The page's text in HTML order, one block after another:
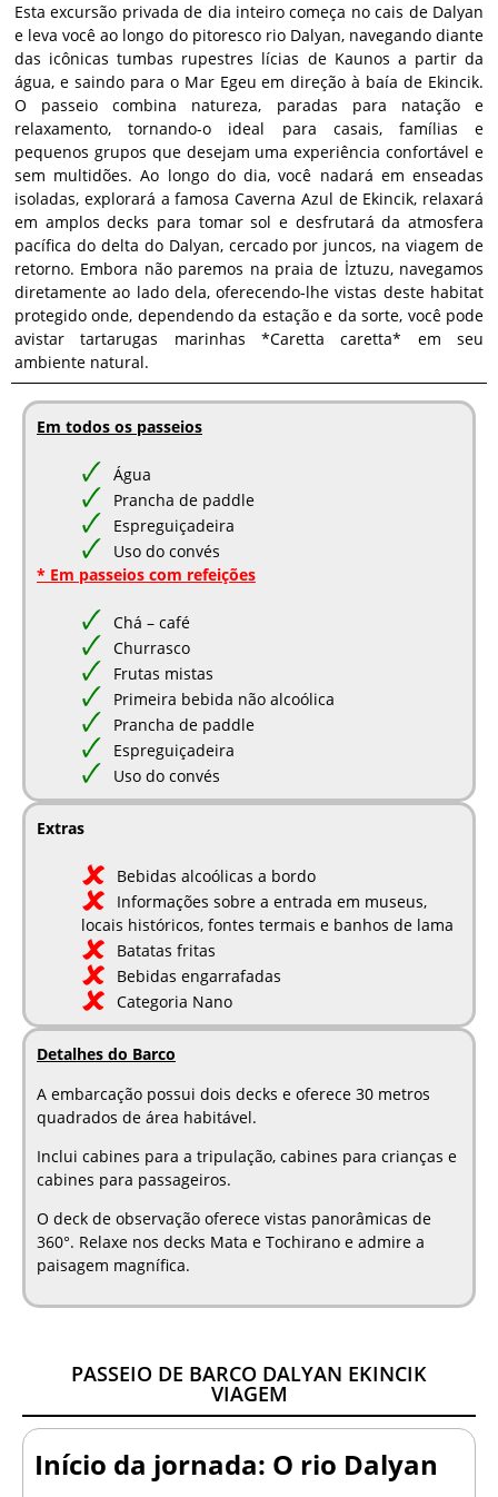
Esta excursão privada de dia inteiro começa no cais de Dalyan
e leva você ao longo do pitoresco rio Dalyan, navegando diante
das icônicas tumbas rupestres lícias de Kaunos a partir da
água, e saindo para o Mar Egeu em direção à baía de Ekincik.
O passeio combina natureza, paradas para natação e
relaxamento, tornando-o ideal para casais, famílias e
pequenos grupos que desejam uma experiência confortável e
sem multidões. Ao longo do dia, você nadará em enseadas
isoladas, explorará a famosa Caverna Azul de Ekincik, relaxará
em amplos decks para tomar sol e desfrutará da atmosfera
pacífica do delta do Dalyan, cercado por juncos, na viagem de
retorno. Embora não paremos na praia de İztuzu, navegamos
diretamente ao lado dela, oferecendo-lhe vistas deste habitat
protegido onde, dependendo da estação e da sorte, você pode
avistar tartarugas marinhas *Caretta caretta* em seu
ambiente natural.
Em todos os passeios
Água
Prancha de paddle
Espreguiçadeira
Uso do convés
* Em passeios com refeições
Chá – café
Churrasco
Frutas mistas
Primeira bebida não alcoólica
Prancha de paddle
Espreguiçadeira
Uso do convés
Extras
Bebidas alcoólicas a bordo
Informações sobre a entrada em museus,
locais históricos, fontes termais e banhos de lama
Batatas fritas
Bebidas engarrafadas
Categoria Nano
Detalhes do Barco
A embarcação possui dois decks e oferece 30 metros
quadrados de área habitável.
Inclui cabines para a tripulação, cabines para crianças e
cabines para passageiros.
O deck de observação oferece vistas panorâmicas de
360°. Relaxe nos decks Mata e Tochirano e admire a
paisagem magnífica.
PASSEIO DE BARCO DALYAN EKINCIK
VIAGEM
Início da jornada: O rio Dalyan